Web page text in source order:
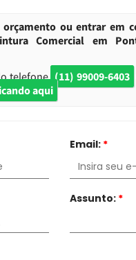
orçamento ou entrar em
Comercial em
telefone (11) 99009-6403
aqui
Email: *
Assunto: *